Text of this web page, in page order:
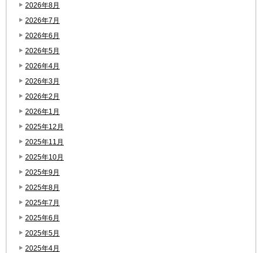
2026年8月
2026年7月
2026年6月
2026年5月
2026年4月
2026年3月
2026年2月
2026年1月
2025年12月
2025年11月
2025年10月
2025年9月
2025年8月
2025年7月
2025年6月
2025年5月
2025年4月